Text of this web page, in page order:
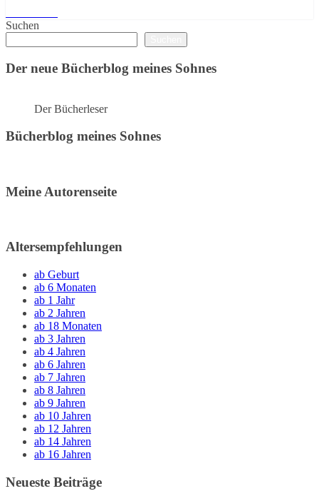
Suchen
Der neue Bücherblog meines Sohnes
Der Bücherleser
Bücherblog meines Sohnes
Meine Autorenseite
Altersempfehlungen
ab Geburt
ab 6 Monaten
ab 1 Jahr
ab 2 Jahren
ab 18 Monaten
ab 3 Jahren
ab 4 Jahren
ab 6 Jahren
ab 7 Jahren
ab 8 Jahren
ab 9 Jahren
ab 10 Jahren
ab 12 Jahren
ab 14 Jahren
ab 16 Jahren
Neueste Beiträge